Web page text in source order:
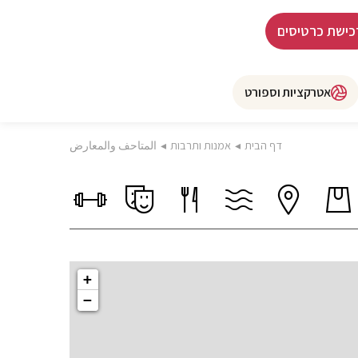
כרטיסים
אטרקציות וספורט
דף הבית ◂ אמנות ותרבות ◂ المتاحف والمعارض
+
−